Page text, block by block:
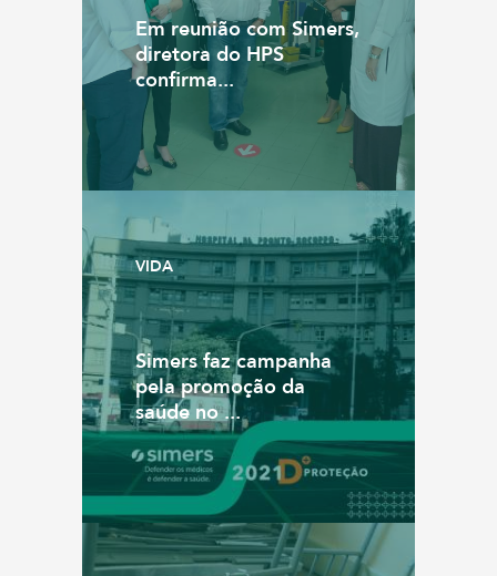
Em reunião com Simers,
diretora do HPS
confirma...
VIDA
Simers faz campanha
pela promoção da
saúde no ...